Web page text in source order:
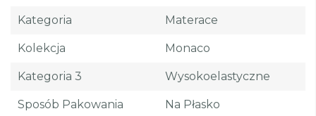
Kategoria Materace
Kolekcja Monaco
Kategoria 3 Wysokoelastyczne
Sposób Pakowania Na Płasko